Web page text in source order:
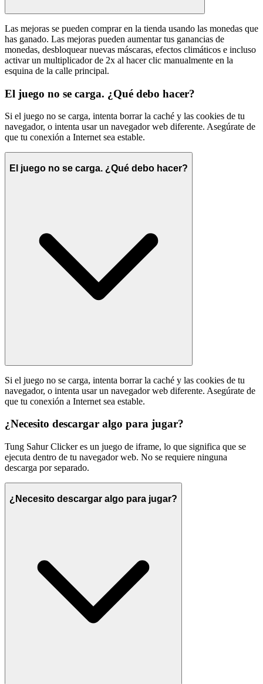
Las mejoras se pueden comprar en la tienda usando las monedas que
has ganado. Las mejoras pueden aumentar tus ganancias de
monedas, desbloquear nuevas máscaras, efectos climáticos e incluso
activar un multiplicador de 2x al hacer clic manualmente en la
esquina de la calle principal.
El juego no se carga. ¿Qué debo hacer?
Si el juego no se carga, intenta borrar la caché y las cookies de tu
navegador, o intenta usar un navegador web diferente. Asegúrate de
que tu conexión a Internet sea estable.
El juego no se carga. ¿Qué debo hacer?
Si el juego no se carga, intenta borrar la caché y las cookies de tu
navegador, o intenta usar un navegador web diferente. Asegúrate de
que tu conexión a Internet sea estable.
¿Necesito descargar algo para jugar?
Tung Sahur Clicker es un juego de iframe, lo que significa que se
ejecuta dentro de tu navegador web. No se requiere ninguna
descarga por separado.
¿Necesito descargar algo para jugar?